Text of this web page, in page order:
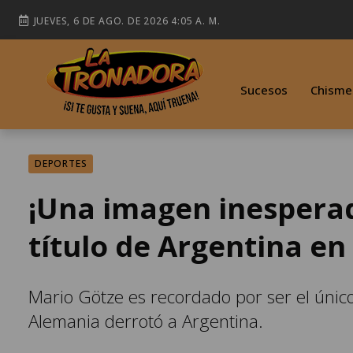
JUEVES, 6 DE AGO. DE 2026 4:05 A. M.
Sucesos
DEPORTES
¡Una imagen
título de Argentina en
Mario Götze es recordado por ser el
Alemania derrotó a Argentina.